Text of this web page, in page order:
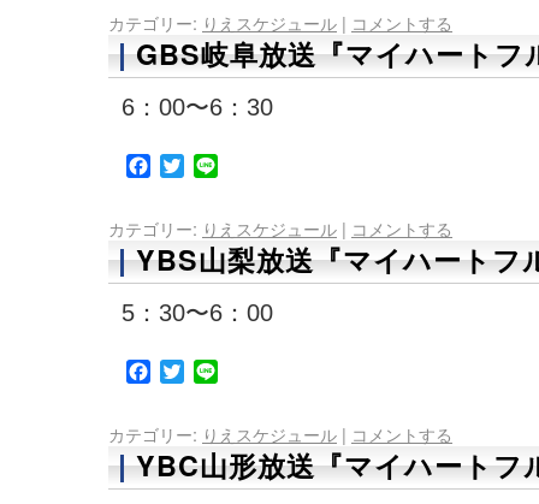
カテゴリー: りえスケジュール | コメントする
GBS岐阜放送『マイハートフ
6：00〜6：30
Facebook
Twitter
カテゴリー: りえスケジュール | コメントする
YBS山梨放送『マイハートフ
5：30〜6：00
Facebook
Twitter
カテゴリー: りえスケジュール | コメントする
YBC山形放送『マイハートフ